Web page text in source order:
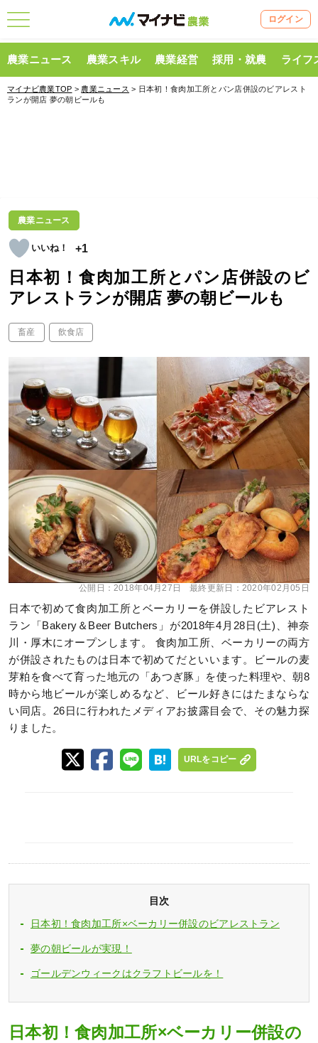
ログイン
農業ニュース 農業スキル 農業経営 採用・就農 ライフ
マイナビ農業TOP > 農業ニュース > 日本初！食肉加工所とパン店併設のビアレスト
ランが開店 夢の朝ビールも
農業ニュース
+1
日本初！食肉加工所とパン店併設のビ
アレストランが開店 夢の朝ビールも
畜産 飲食店
公開日：2018年04月27日 最終更新日： 2020年02月05日
日本で初めて食肉加工所とベーカリーを併設したビアレスト
ラン「Bakery＆Beer Butchers」が2018年4月28日(土)、神奈
川・厚木にオープンします。 食肉加工所、ベーカリーの両方
が併設されたものは日本で初めてだといいます。ビールの麦
芽粕を食べて育った地元の「あつぎ豚」を使った料理や、朝8
時から地ビールが楽しめるなど、ビール好きにはたまならな
い同店。26日に行われたメディアお披露目会で、その魅力探
りました。
URLをコピー
目次
日本初！食肉加工所×ベーカリー併設のビアレストラン
夢の朝ビールが実現！
ゴールデンウィークはクラフトビールを！
日本初！食肉加工所×ベーカリー併設の